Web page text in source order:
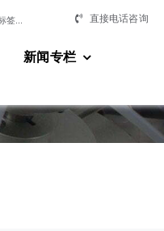
直接电话咨询
新闻专栏